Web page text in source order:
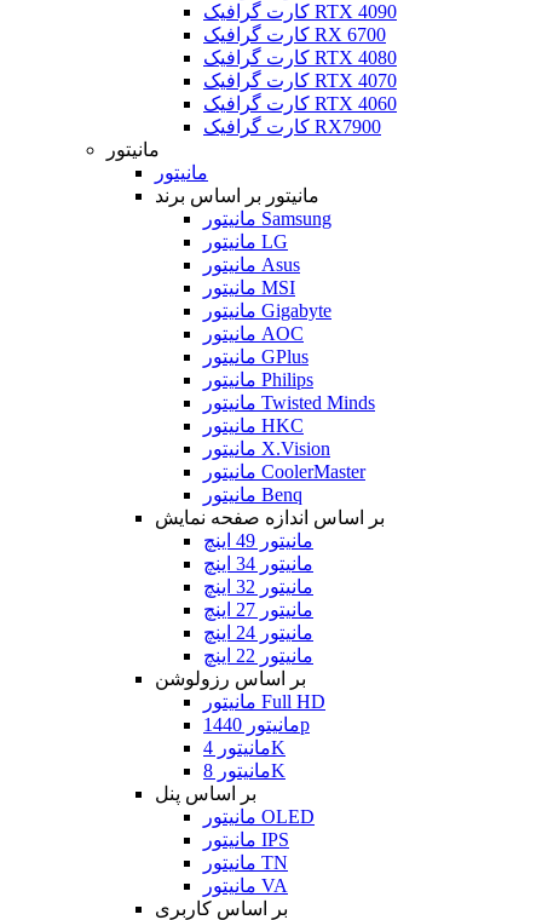
کارت گرافیک RTX 4090
کارت گرافیک RX 6700
کارت گرافیک RTX 4080
کارت گرافیک RTX 4070
کارت گرافیک RTX 4060
کارت گرافیک RX7900
مانیتور
مانیتور
مانیتور بر اساس برند
مانیتور Samsung
مانیتور LG
مانیتور Asus
مانیتور MSI
مانیتور Gigabyte
مانیتور AOC
مانیتور GPlus
مانیتور Philips
مانیتور Twisted Minds
مانیتور HKC
مانیتور X.Vision
مانیتور CoolerMaster
مانیتور Benq
بر اساس اندازه صفحه نمایش
مانیتور 49 اینچ
مانیتور 34 اینچ
مانیتور 32 اینچ
مانیتور 27 اینچ
مانیتور 24 اینچ
مانیتور 22 اینچ
بر اساس رزولوشن
مانیتور Full HD
مانیتور 1440p
مانیتور 4K
مانیتور 8K
بر اساس پنل
مانیتور OLED
مانیتور IPS
مانیتور TN
مانیتور VA
بر اساس کاربری